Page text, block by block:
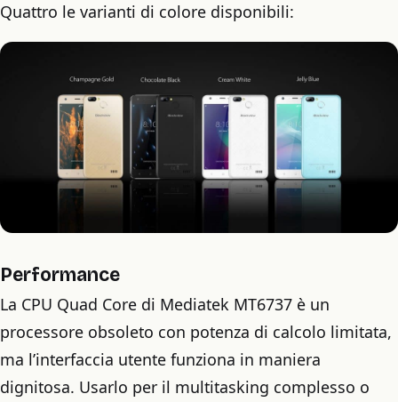
Quattro le varianti di colore disponibili:
Performance
La CPU Quad Core di Mediatek MT6737 è un
processore obsoleto con potenza di calcolo limitata,
ma l’interfaccia utente funziona in maniera
dignitosa. Usarlo per il multitasking complesso o